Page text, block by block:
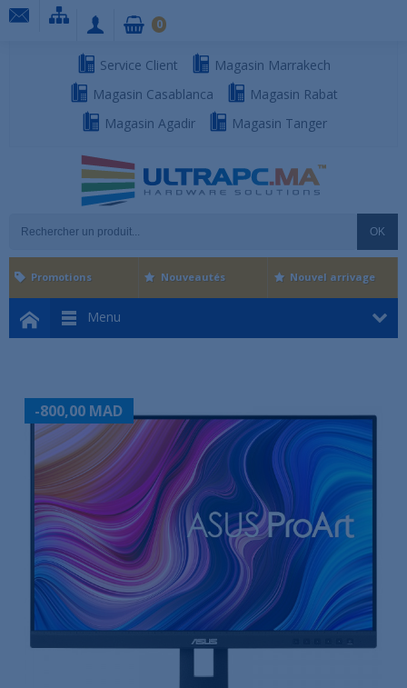
Service Client
Magasin Marrakech
Magasin Casablanca
Magasin Rabat
Magasin Agadir
Magasin Tanger
OK
0
Menu
Promotions Nouveautés Nouvel arrivage
-800,00 MAD